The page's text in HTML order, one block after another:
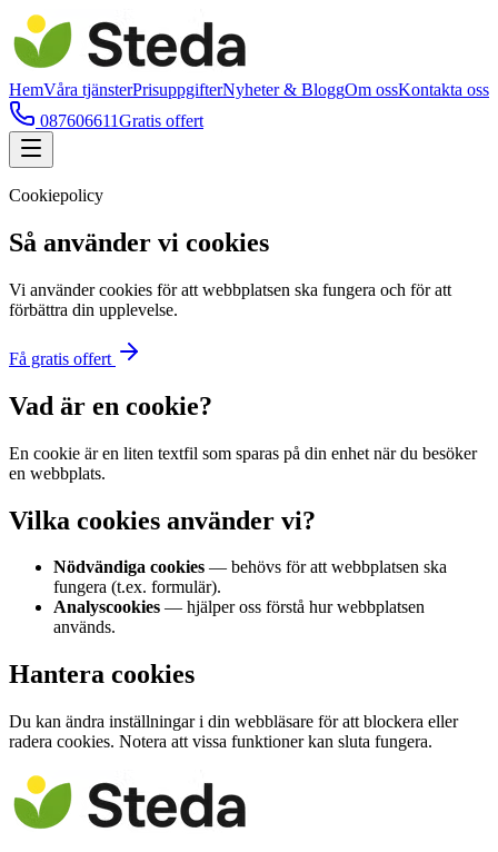
HemVåra tjänsterPrisuppgifterNyheter & BloggOm ossKontakta oss
087606611Gratis offert
Cookiepolicy
Så använder vi cookies
Vi använder cookies för att webbplatsen ska fungera och för att
förbättra din upplevelse.
Få gratis offert
Vad är en cookie?
En cookie är en liten textfil som sparas på din enhet när du besöker
en webbplats.
Vilka cookies använder vi?
Nödvändiga cookies — behövs för att webbplatsen ska
fungera (t.ex. formulär).
Analyscookies — hjälper oss förstå hur webbplatsen
används.
Hantera cookies
Du kan ändra inställningar i din webbläsare för att blockera eller
radera cookies. Notera att vissa funktioner kan sluta fungera.